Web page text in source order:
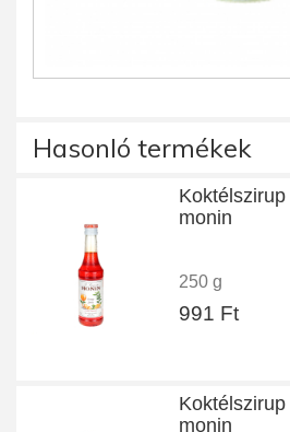
Hasonló termékek
monin
250 g
991 Ft
monin